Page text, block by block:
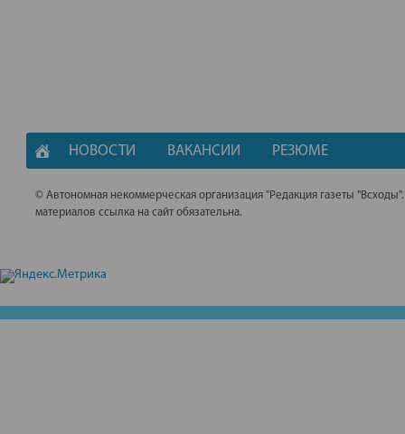
НОВОСТИ ВАКАНСИИ РЕЗЮМЕ
© Автономная некоммерческая организация "Редакция газеты
материалов ссылка на сайт обязательна.